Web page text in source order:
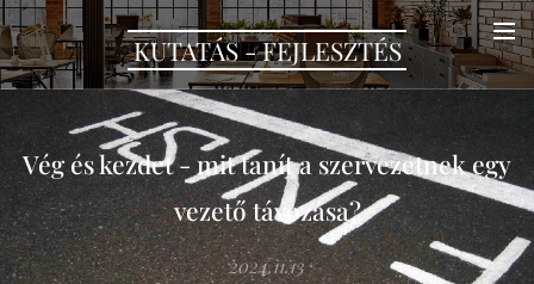
KUTATÁS - FEJLESZTÉS
Vég és kezdet - mit tanít a szervezetnek egy
vezető távozása?
2024.11.13